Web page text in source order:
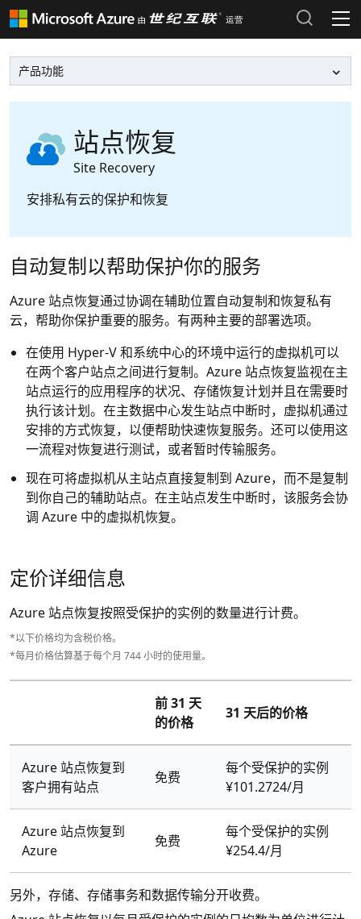
产品和定价
Azure 市场 >
Azure 支持计划 >
Azure 更新 >
Azure 博客 >
最近搜索历史
清除搜索记录
站点恢复
Site Recovery
安排私有云的保护和恢复
自动复制以帮助保护你的服务
Azure 站点恢复通过协调在辅助位置自动复制和恢复私有
云，帮助你保护重要的服务。有两种主要的部署选项。
在使用 Hyper-V 和系统中心的环境中运行的虚拟机可以
在两个客户站点之间进行复制。Azure 站点恢复监视在主
站点运行的应用程序的状况、存储恢复计划并且在需要时
执行该计划。在主数据中心发生站点中断时，虚拟机通过
安排的方式恢复，以便帮助快速恢复服务。还可以使用这
一流程对恢复进行测试，或者暂时传输服务。
现在可将虚拟机从主站点直接复制到 Azure，而不是复制
到你自己的辅助站点。在主站点发生中断时，该服务会协
调 Azure 中的虚拟机恢复。
定价详细信息
Azure 站点恢复按照受保护的实例的数量进行计费。
*以下价格均为含税价格。
*每月价格估算基于每个月 744 小时的使用量。
前 31 天
的价格
31 天后的价格
Azure 站点恢复到
客户拥有站点
免费
每个受保护的实例
¥101.2724/月
Azure 站点恢复到
Azure
免费
每个受保护的实例
¥254.4/月
另外，存储、存储事务和数据传输分开收费。